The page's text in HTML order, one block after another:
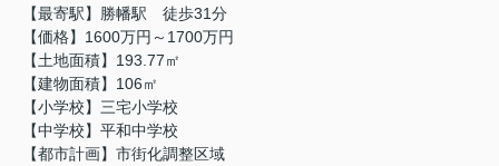
【最寄駅】勝幡駅 徒歩31分
【価格】1600万円～1700万円
【土地面積】193.77㎡
【建物面積】106㎡
【小学校】三宅小学校
【中学校】平和中学校
【都市計画】市街化調整区域